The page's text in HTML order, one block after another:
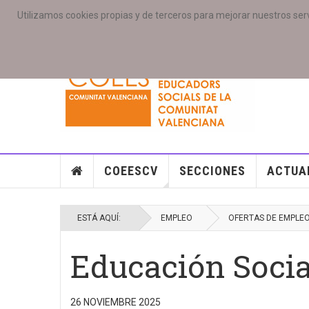
Utilizamos cookies propias y de terceros para mejorar nuestros
PORTADA ACCESO COLEGIAD@S GALERIAS
COEESCV SECCIONES
ESTÁ AQUÍ: EMPLEO OFERTAS DE EMPLEO
Educación
26 NOVIEMBRE 2025